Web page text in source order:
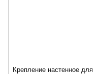
Крепление настенное для